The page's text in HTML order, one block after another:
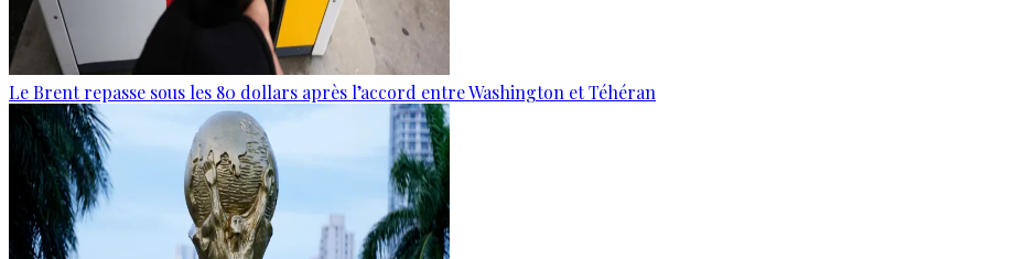
Le Brent repasse sous les 80 dollars après l’accord entre Washington et Téhéran